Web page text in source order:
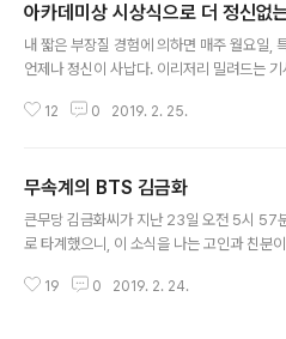
아카데미상 시상식으로 더 정신없
내 짧은 부장질 경험에 의하면 매주 월요일,
언제나 정신이 사납다. 이리저리 밀려드는
그게 아니라 해도, 가뜩이나 우리 공장 편집국
니, 한국시간 오전 10시 미국 LA에서 올해 제
미상 시상식이 시작했기 때문이다. 우리 공장
원이 있다. 따라서 특파원이 처리하면 될 일이
국 중심 아카데미 시상식이야 워낙 대중성을
12 0 2019. 2. 25.
무속계의 BTS 김금화
큰무당 김금화씨가 지난 23일 오전 5시 57
로 타계했으니, 이 소식을 나는 고인과 친분
기자한테 연락을 취했더니, 우리 공장 인천본
19 0 2019. 2. 24.